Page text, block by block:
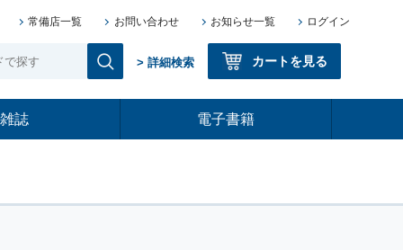
常備店一覧 お問い合わせ お知らせ一覧 ログイン
> 詳細検索 カートを見る
雑誌 電子書籍